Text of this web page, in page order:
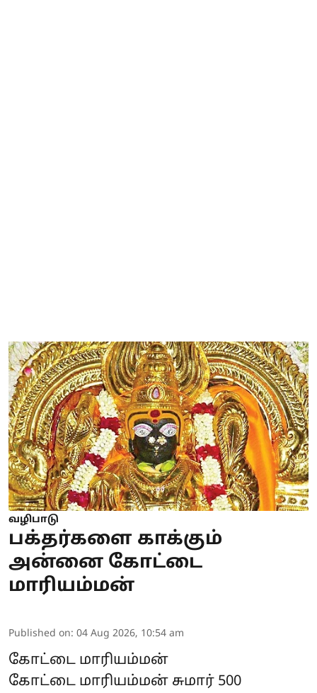
வழிபாடு
பக்தர்களை காக்கும்
அன்னை கோட்டை
மாரியம்மன்
Published on: 04 Aug 2026, 10:54 am
கோட்டை மாரியம்மன்
கோட்டை மாரியம்மன் சுமார் 500